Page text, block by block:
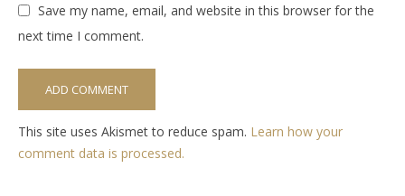
Save my name, email, and website in this browser for the
next time I comment.
This site uses Akismet to reduce spam. Learn how your
comment data is processed.